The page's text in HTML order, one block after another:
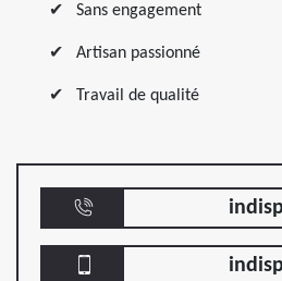
Sans engagement
Artisan passionné
Travail de qualité